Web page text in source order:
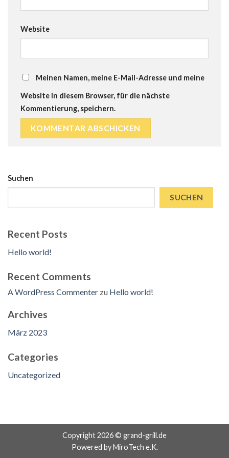
Website
Meinen Namen, meine E-Mail-Adresse und meine
Website in diesem Browser, für die nächste
Kommentierung, speichern.
Suchen
SUCHEN
Recent Posts
Hello world!
Recent Comments
A WordPress Commenter zu Hello world!
Archives
März 2023
Categories
Uncategorized
Copyright 2026 © grand-grill.de
Powered by MiroTech e.K.